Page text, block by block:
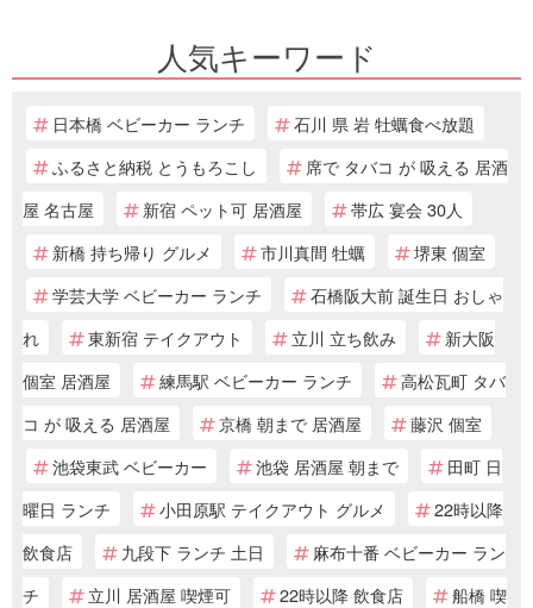
人気キーワード
日本橋 ベビーカー ランチ
石川 県 岩 牡蠣食べ放題
ふるさと納税 とうもろこし
席で タバコ が 吸える 居酒
屋 名古屋
新宿 ペット可 居酒屋
帯広 宴会 30人
新橋 持ち帰り グルメ
市川真間 牡蠣
堺東 個室
学芸大学 ベビーカー ランチ
石橋阪大前 誕生日 おしゃ
れ
東新宿 テイクアウト 立川 立ち飲み
新大阪
個室 居酒屋
練馬駅 ベビーカー ランチ
高松瓦町 タバ
コ が 吸える 居酒屋
京橋 朝まで 居酒屋
藤沢 個室
池袋東武 ベビーカー
池袋 居酒屋 朝まで
田町 日
曜日 ランチ
小田原駅 テイクアウト グルメ
22時以降
飲食店
九段下 ランチ 土日
麻布十番 ベビーカー ラン
チ
立川 居酒屋 喫煙可 22時以降 飲食店
船橋 喫